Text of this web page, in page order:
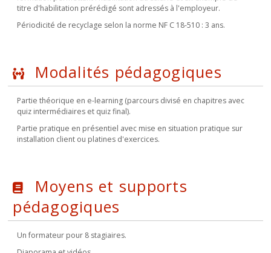
titre d'habilitation prérédigé sont adressés à l'employeur.
Périodicité de recyclage selon la norme NF C 18-510 : 3 ans.
Modalités pédagogiques
Partie théorique en e-learning (parcours divisé en chapitres avec
quiz intermédiaires et quiz final).
Partie pratique en présentiel avec mise en situation pratique sur
installation client ou platines d'exercices.
Moyens et supports
pédagogiques
Un formateur pour 8 stagiaires.